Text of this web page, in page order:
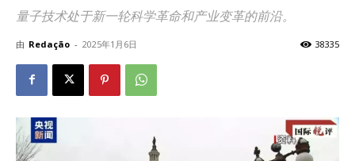
量子技术处于新一轮科学革命和产业变革的前沿。
由 Redação - 2025年1月6日 38335